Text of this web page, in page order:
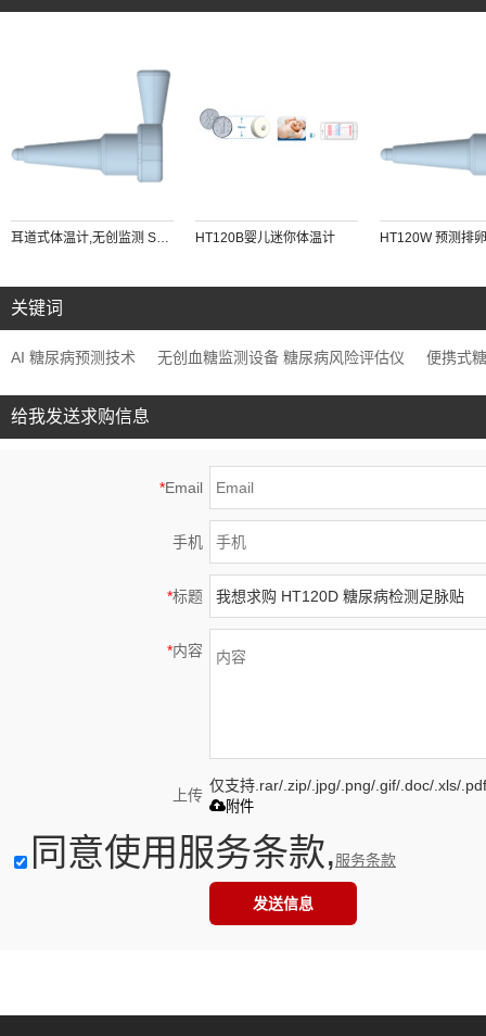
耳道式体温计,无创监测 SV222 HT120B婴儿迷你体温计 HT120W 预测排
关键词
AI 糖尿病预测技术 无创血糖监测设备 糖尿病风险评估仪 便携式
给我发送求购信息
*Email
手机
*标题
*内容
上传
仅支持.rar/.zip/.jpg/.png/.gif/.doc/.xls/
附件
同意使用服务条款,服务条款
发送信息